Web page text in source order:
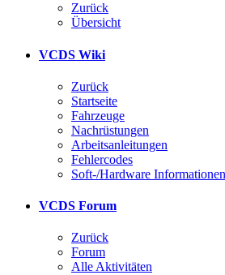
Zurück
Übersicht
VCDS Wiki
Zurück
Startseite
Fahrzeuge
Nachrüstungen
Arbeitsanleitungen
Fehlercodes
Soft-/Hardware Informationen
VCDS Forum
Zurück
Forum
Alle Aktivitäten